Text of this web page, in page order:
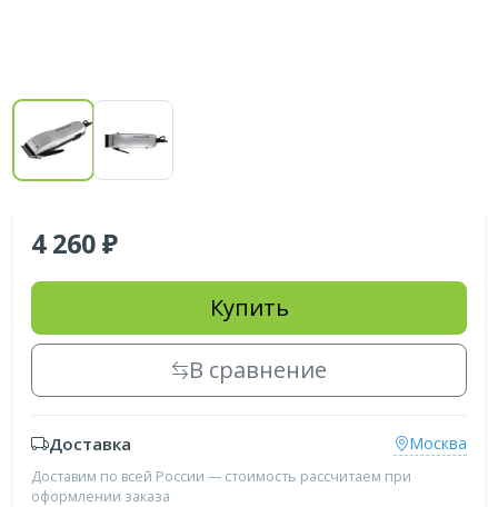
4 260
Купить
В сравнение
Доставка Москва
Доставим по всей России — стоимость рассчитаем при
оформлении заказа